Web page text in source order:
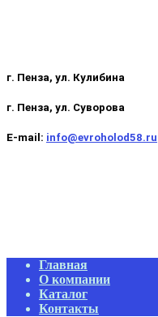
г. Пенза, ул. Кулибина
г. Пенза, ул. Суворова
E-mail: info@evroholod58.ru
Primary
Navigation
Menu
Главная
О компании
Каталог
Контакты